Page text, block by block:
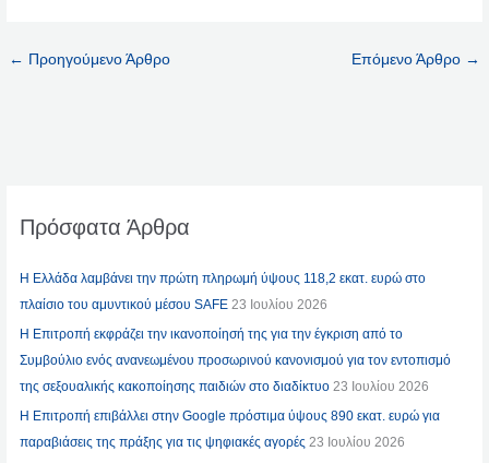
← Προηγούμενο Άρθρο Επόμενο Άρθρο →
Πρόσφατα Άρθρα
Η Ελλάδα λαμβάνει την πρώτη πληρωμή ύψους 118,2 εκατ. ευρώ στο
πλαίσιο του αμυντικού μέσου SAFE 23 Ιουλίου 2026
Η Επιτροπή εκφράζει την ικανοποίησή της για την έγκριση από το
Συμβούλιο ενός ανανεωμένου προσωρινού κανονισμού για τον εντοπισμό
της σεξουαλικής κακοποίησης παιδιών στο διαδίκτυο 23 Ιουλίου 2026
Η Επιτροπή επιβάλλει στην Google πρόστιμα ύψους 890 εκατ. ευρώ για
παραβιάσεις της πράξης για τις ψηφιακές αγορές 23 Ιουλίου 2026